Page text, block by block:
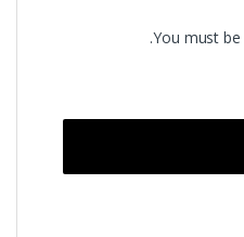
You must be